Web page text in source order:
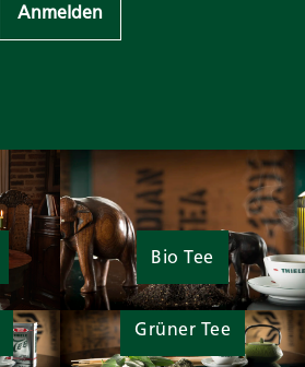
Anmelden
Bio Tee
Grüner Tee